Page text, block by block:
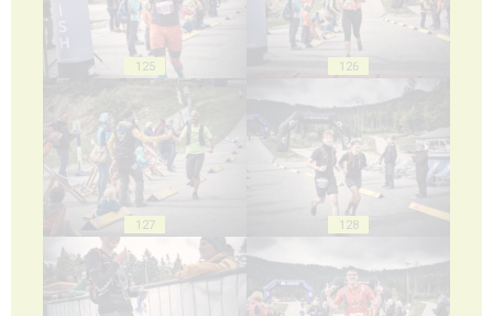
125 126
127 128